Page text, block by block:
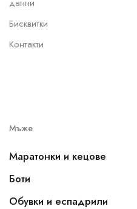
данни
Бисквитки
Контакти
Мъже
Маратонки и кецове
Боти
Обувки и еспадрили